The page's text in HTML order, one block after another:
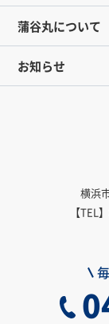
蒲谷丸について
お知らせ
横浜
【TEL】